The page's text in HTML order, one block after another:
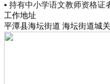
▪ 持有中小学语文教师资格证
工作地址
平潭县海坛街道 海坛街道城